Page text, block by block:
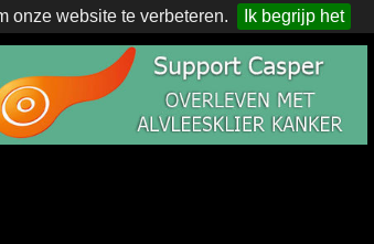
onze website te verbeteren. Ik begrijp het